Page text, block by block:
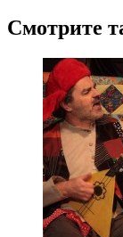
Смотрите